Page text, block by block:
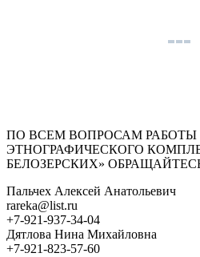
ПО ВСЕМ ВОПРОСАМ РАБОТЫ
ЭТНОГРАФИЧЕСКОГО
БЕЛОЗЕРСКИХ»
Пальчех Алексей Анатольевич
rareka@list.ru
+7-921-937-34-04
Дятлова Нина Михайловна
+7-921-823-57-60